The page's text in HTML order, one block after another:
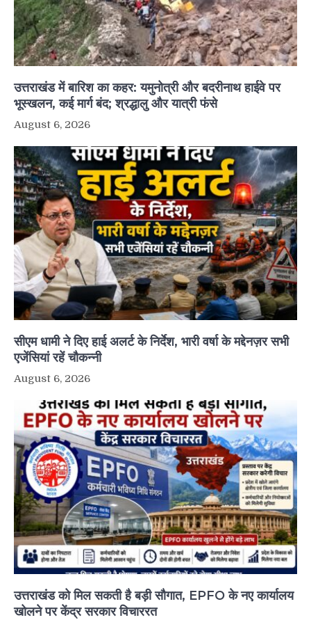
उत्तराखंड में बारिश का कहर: यमुनोत्री और बदरीनाथ हाईवे पर
भूस्खलन, कई मार्ग बंद; श्रद्धालु और यात्री फंसे
August 6, 2026
सीएम धामी ने दिए हाई अलर्ट के निर्देश, भारी वर्षा के मद्देनज़र सभी
एजेंसियां रहें चौकन्नी
August 6, 2026
उत्तराखंड को मिल सकती है बड़ी सौगात, EPFO के नए कार्यालय
खोलने पर केंद्र सरकार विचाररत